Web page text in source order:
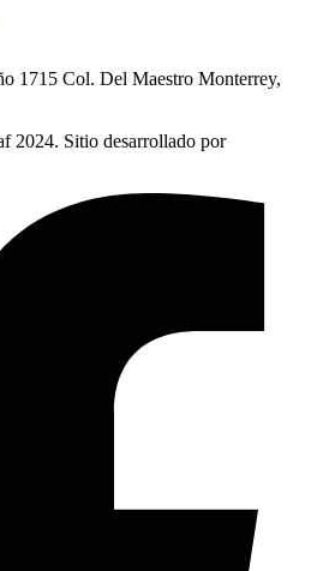
1715 Col. Del Maestro Monterrey,
2024. Sitio desarrollado por